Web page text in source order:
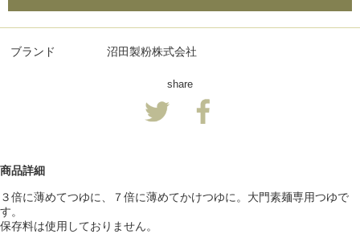
ブランド 沼田製粉株式会社
share
商品詳細
３倍に薄めてつゆに、７倍に薄めてかけつゆに。大門素麺専用つゆで
す。
保存料は使用しておりません。